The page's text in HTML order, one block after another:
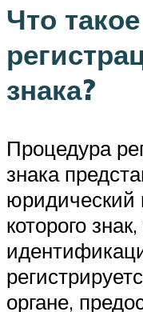
Что
знака?
Процедура
знака
юридический
которого
органе,